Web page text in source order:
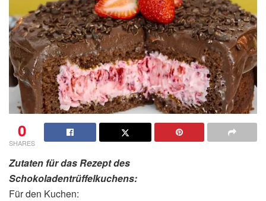
0
SHARES
Zutaten für das Rezept des
Schokoladentrüffelkuchens:
Für den Kuchen: